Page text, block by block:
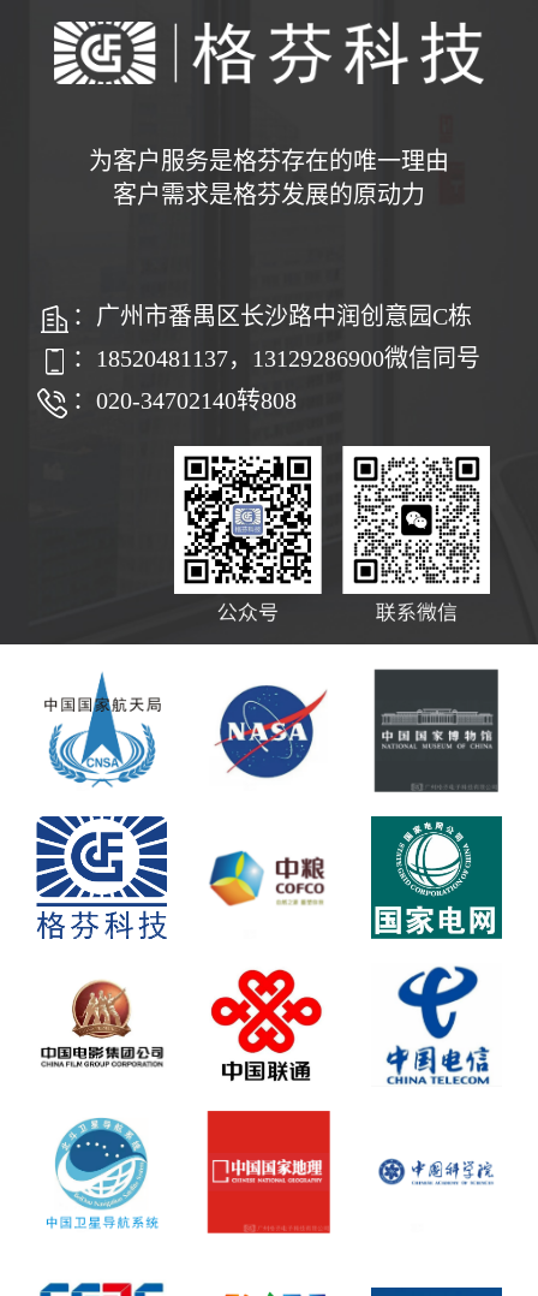
为客户服务是格芬存在的唯一理由
客户需求是格芬发展的原动力
：广州市番禺区长沙路中润创意园C栋
：18520481137，13129286900微信同号
：020-34702140转808